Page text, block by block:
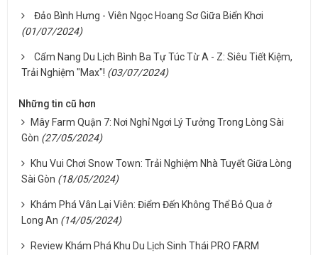
Đảo Bình Hưng - Viên Ngọc Hoang Sơ Giữa Biển Khơi
(01/07/2024)
Cẩm Nang Du Lịch Bình Ba Tự Túc Từ A - Z: Siêu Tiết Kiệm,
Trải Nghiệm "Max"! (03/07/2024)
Những tin cũ hơn
Mây Farm Quận 7: Nơi Nghỉ Ngơi Lý Tưởng Trong Lòng Sài
Gòn (27/05/2024)
Khu Vui Chơi Snow Town: Trải Nghiệm Nhà Tuyết Giữa Lòng
Sài Gòn (18/05/2024)
Khám Phá Vân Lại Viên: Điểm Đến Không Thể Bỏ Qua ở
Long An (14/05/2024)
Review Khám Phá Khu Du Lịch Sinh Thái PRO FARM